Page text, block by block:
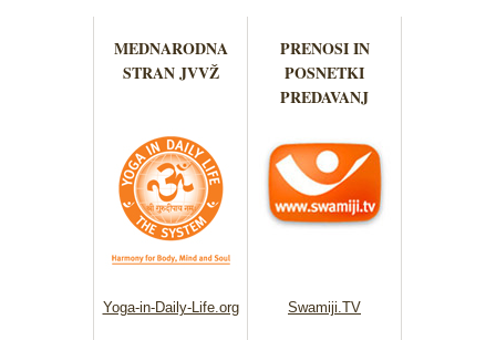
MEDNARODNA
STRAN JVVŽ
Yoga-in-Daily-Life.org
PRENOSI IN
POSNETKI
PREDAVANJ
Swamiji.TV